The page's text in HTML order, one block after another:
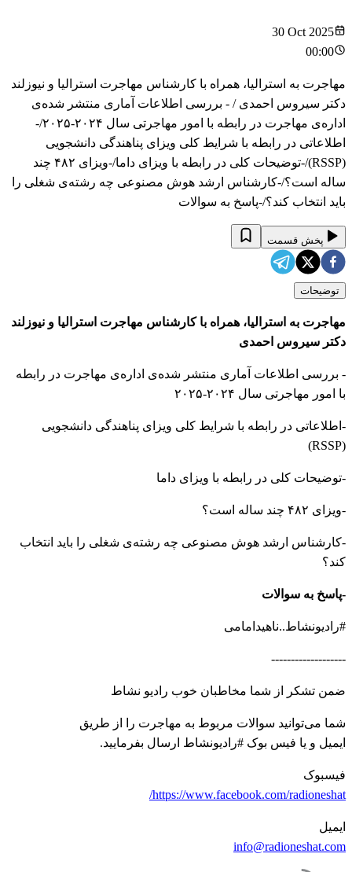
30 Oct 2025
00:00
مهاجرت به استرالیا، همراه با کارشناس مهاجرت استرالیا و نیوزلند
دکتر سیروس احمدی / - بررسی اطلاعات آماری منتشر شده‌ی
اداره‌ی مهاجرت در رابطه با امور مهاجرتی سال ۲۰۲۴-۲۰۲۵/-
اطلاعاتی در رابطه با شرایط کلی ویزای پناهندگی دانشجویی
(RSSP)/-توضیحات کلی در رابطه با ویزای داما/-ویزای ۴۸۲ چند
ساله است؟/-کارشناس ارشد هوش مصنوعی چه رشته‌ی شغلی را
باید انتخاب کند؟/-پاسخ به سوالات
پخش قسمت
توضیحات
مهاجرت به استرالیا، همراه با کارشناس مهاجرت استرالیا و نیوزلند
دکتر سیروس احمدی
- بررسی اطلاعات آماری منتشر شده‌ی اداره‌ی مهاجرت در رابطه
با امور مهاجرتی سال ۲۰۲۴-۲۰۲۵
-اطلاعاتی در رابطه با شرایط کلی ویزای پناهندگی دانشجویی
(RSSP)
-توضیحات کلی در رابطه با ویزای داما
-ویزای ۴۸۲ چند ساله است؟
-کارشناس ارشد هوش مصنوعی چه رشته‌ی شغلی را باید انتخاب
کند؟
-پاسخ به سوالات
#رادیونشاط..ناهیدامامی
-------------------
ضمن تشکر از شما مخاطبان خوب رادیو نشاط
شما می‌توانید سوالات مربوط به مهاجرت را از طریق
ایمیل و یا فیس بوک #رادیونشاط ارسال بفرمایید.
فیسبوک
https://www.facebook.com/radioneshat/
ایمیل
info@radioneshat.com